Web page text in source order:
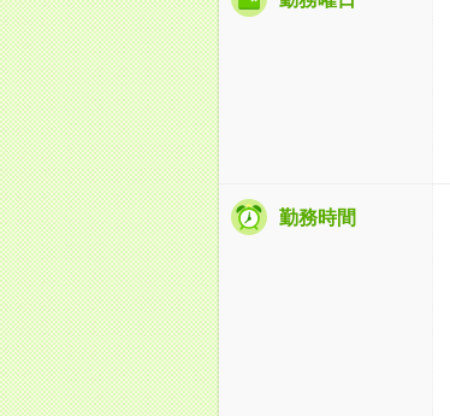
勤務時間